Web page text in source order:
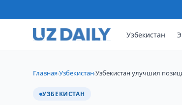
Узбекистан
Главная›Узбекистан›Узбекистан улучшил
УЗБЕКИСТАН